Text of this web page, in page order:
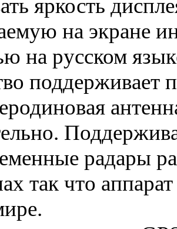
яркость
на экране
на русском
поддерживает
радары
так что